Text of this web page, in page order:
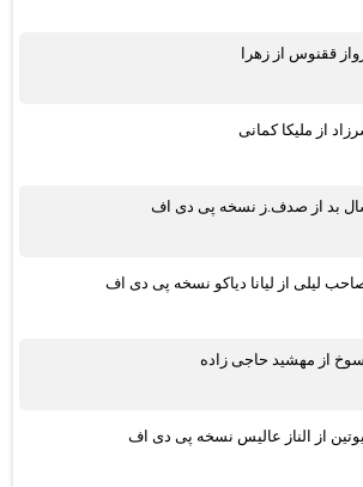
ققنوس از زهرا
از ملیکا کمانی
سال بد از صدف.ز نسخه پی دی اف
لیلی از لیانا دیاکو نسخه پی دی اف
از مهشید حاجی زاده
از الناز عالیس نسخه پی دی اف